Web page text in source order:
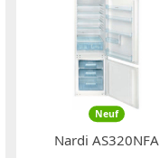
Neuf
Nardi AS320NFA